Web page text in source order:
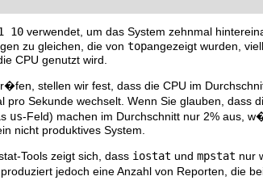
10 verwendet, um das System zehnmal
zu gleichen, die von topangezeigt wurden,
CPU genutzt wird.
stellen wir fest, dass die CPU im
pro Sekunde wechselt. Wenn Sie glauben,
us-Feld) machen im Durchschnitt nur 2% aus,
nicht produktives System.
Tools zeigt sich, dass iostat und mpstat nur
produziert jedoch eine Anzahl von Reporten, die